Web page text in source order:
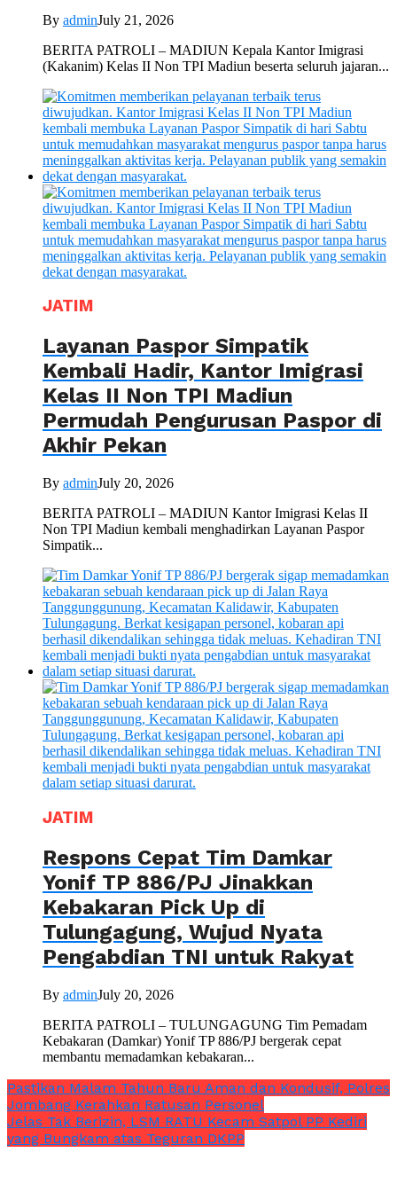
By adminJuly 21, 2026
BERITA PATROLI – MADIUN Kepala Kantor Imigrasi
(Kakanim) Kelas II Non TPI Madiun beserta seluruh jajaran...
JATIM
Layanan Paspor Simpatik
Kembali Hadir, Kantor Imigrasi
Kelas II Non TPI Madiun
Permudah Pengurusan Paspor di
Akhir Pekan
By adminJuly 20, 2026
BERITA PATROLI – MADIUN Kantor Imigrasi Kelas II
Non TPI Madiun kembali menghadirkan Layanan Paspor
Simpatik...
JATIM
Respons Cepat Tim Damkar
Yonif TP 886/PJ Jinakkan
Kebakaran Pick Up di
Tulungagung, Wujud Nyata
Pengabdian TNI untuk Rakyat
By adminJuly 20, 2026
BERITA PATROLI – TULUNGAGUNG Tim Pemadam
Kebakaran (Damkar) Yonif TP 886/PJ bergerak cepat
membantu memadamkan kebakaran...
Pastikan Malam Tahun Baru Aman dan Kondusif, Polres
Jombang Kerahkan Ratusan Personel
Jelas Tak Berizin, LSM RATU Kecam Satpol PP Kediri
yang Bungkam atas Teguran DKPP